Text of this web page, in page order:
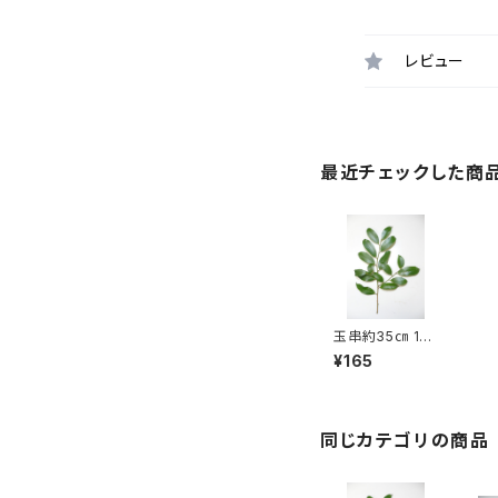
レビュー
最近チェックした商
玉串約35㎝ 1～
30本 神事用
本榊
¥165
同じカテゴリの商品